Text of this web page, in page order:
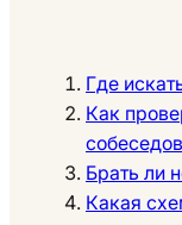
Где
Как
Брать ли
Какая